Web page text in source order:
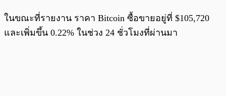
ในขณะที่รายงาน ราคา Bitcoin ซื้อขายอยู่ที่ $105,720
และเพิ่มขึ้น 0.22% ในช่วง 24 ชั่วโมงที่ผ่านมา